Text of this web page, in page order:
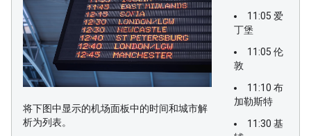
将下图中显示的机场面板中的时间和城市解
析为列表。
11:05 爱
丁堡
11:05 伦
敦
11:10 布
加勒斯特
11:30 基